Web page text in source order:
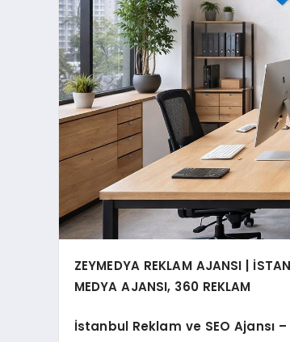
ZEYMEDYA REKLAM AJANSI |
MEDYA AJANSI, 360 REKLAM
İstanbul Reklam ve SEO Ajansı